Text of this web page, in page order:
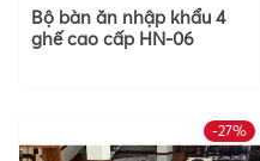
Bộ bàn ăn nhập khẩu 4
ghế cao cấp HN-06
-27%